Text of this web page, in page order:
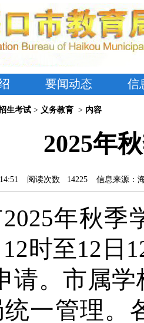
要闻动态 信
生考试 > 义务教育 > 内容
2025年
阅读次数 14225 信息来源：
2025年秋季
时至12日
请。市属
统一管理。